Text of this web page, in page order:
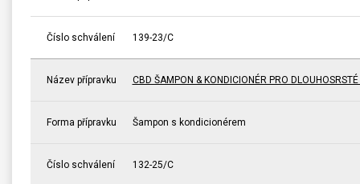
Číslo schválení 139-23/C
Název přípravku CBD ŠAMPON & KONDICIONÉR PRO DLOUHOSRSTÉ
Forma přípravku Šampon s kondicionérem
Číslo schválení 132-25/C